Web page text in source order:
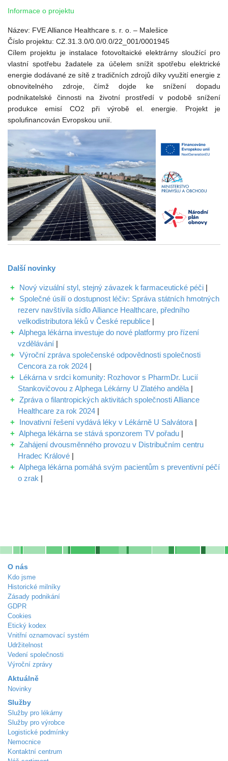
Informace o projektu
Název: FVE Alliance Healthcare s. r. o. – Malešice
Číslo projektu: CZ.31.3.0/0.0/0.0/22_001/0001945
Cílem projektu je instalace fotovoltaické elektrárny sloužící pro
vlastní spotřebu žadatele za účelem snížit spotřebu elektrické
energie dodávané ze sítě z tradičních zdrojů díky využití energie z
obnovitelného zdroje, čímž dojde ke snížení dopadu
podnikatelské činnosti na životní prostředí v podobě snížení
produkce emisí CO2 při výrobě el. energie. Projekt je
spolufinancován Evropskou unií.
Další novinky
Nový vizuální styl, stejný závazek k farmaceutické péči |
Společné úsilí o dostupnost léčiv: Správa státních hmotných
rezerv navštívila sídlo Alliance Healthcare, předního
velkodistributora léků v České republice |
Alphega lékárna investuje do nové platformy pro řízení
vzdělávání |
Výroční zpráva společenské odpovědnosti společnosti
Cencora za rok 2024 |
Lékárna v srdci komunity: Rozhovor s PharmDr. Lucií
Stankovičovou z Alphega Lékárny U Zlatého anděla |
Zpráva o filantropických aktivitách společnosti Alliance
Healthcare za rok 2024 |
Inovativní řešení vydává léky v Lékárně U Salvátora |
Alphega lékárna se stává sponzorem TV pořadu |
Zahájení dvousměnného provozu v Distribučním centru
Hradec Králové |
Alphega lékárna pomáhá svým pacientům s preventivní péčí
o zrak |
O nás
Kdo jsme
Historické milníky
Zásady podnikání
GDPR
Cookies
Etický kodex
Vnitřní oznamovací systém
Udržitelnost
Vedení společnosti
Výroční zprávy
Aktuálně
Novinky
Služby
Služby pro lékárny
Služby pro výrobce
Logistické podmínky
Nemocnice
Kontaktní centrum